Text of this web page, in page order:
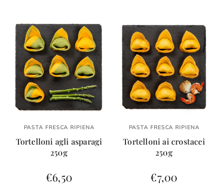
PASTA FRESCA RIPIENA
Tortelloni agli asparagi
250g
€6,50
PASTA FRESCA RIPIENA
Tortelloni ai crostacei
250g
€7,00